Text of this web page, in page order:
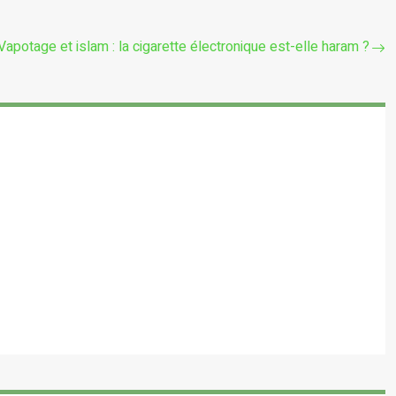
et islam : la cigarette électronique est-elle haram ?